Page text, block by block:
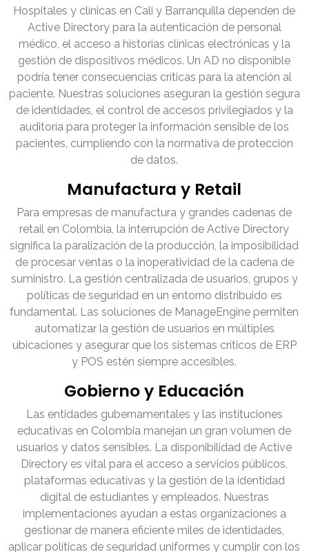
Hospitales y clínicas en Cali y Barranquilla dependen de
Active Directory para la autenticación de personal
médico, el acceso a historias clínicas electrónicas y la
gestión de dispositivos médicos. Un AD no disponible
podría tener consecuencias críticas para la atención al
paciente. Nuestras soluciones aseguran la gestión segura
de identidades, el control de accesos privilegiados y la
auditoría para proteger la información sensible de los
pacientes, cumpliendo con la normativa de protección
de datos.
Manufactura y Retail
Para empresas de manufactura y grandes cadenas de
retail en Colombia, la interrupción de Active Directory
significa la paralización de la producción, la imposibilidad
de procesar ventas o la inoperatividad de la cadena de
suministro. La gestión centralizada de usuarios, grupos y
políticas de seguridad en un entorno distribuido es
fundamental. Las soluciones de ManageEngine permiten
automatizar la gestión de usuarios en múltiples
ubicaciones y asegurar que los sistemas críticos de ERP
y POS estén siempre accesibles.
Gobierno y Educación
Las entidades gubernamentales y las instituciones
educativas en Colombia manejan un gran volumen de
usuarios y datos sensibles. La disponibilidad de Active
Directory es vital para el acceso a servicios públicos,
plataformas educativas y la gestión de la identidad
digital de estudiantes y empleados. Nuestras
implementaciones ayudan a estas organizaciones a
gestionar de manera eficiente miles de identidades,
aplicar políticas de seguridad uniformes y cumplir con los